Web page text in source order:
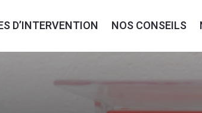
D’INTERVENTION NOS CONSEILS